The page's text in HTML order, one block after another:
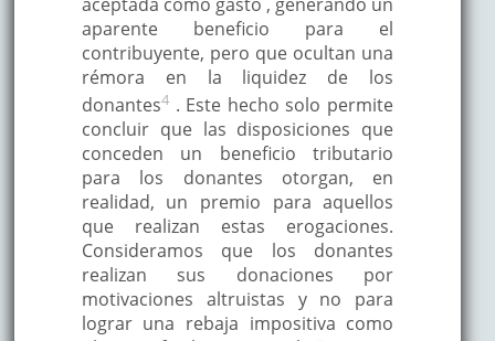
aparente beneficio para el
contribuyente, pero que ocultan una
rémora en la liquidez de los
donantes4. Este hecho solo permite
concluir que las disposiciones que
conceden un beneficio tributario
para los donantes otorgan, en
realidad, un premio para aquellos
que realizan estas erogaciones.
Consideramos que los donantes
realizan sus donaciones por
motivaciones altruistas y no para
lograr una rebaja impositiva como